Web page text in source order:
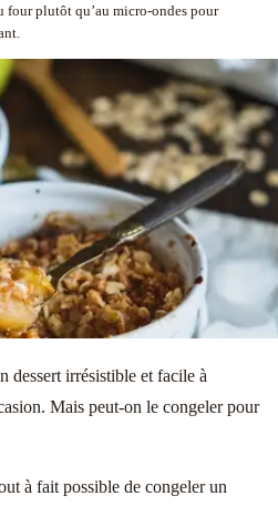
four plutôt qu’au micro-ondes pour
dessert irrésistible et facile à
Mais peut-on le congeler pour
à fait possible de congeler un